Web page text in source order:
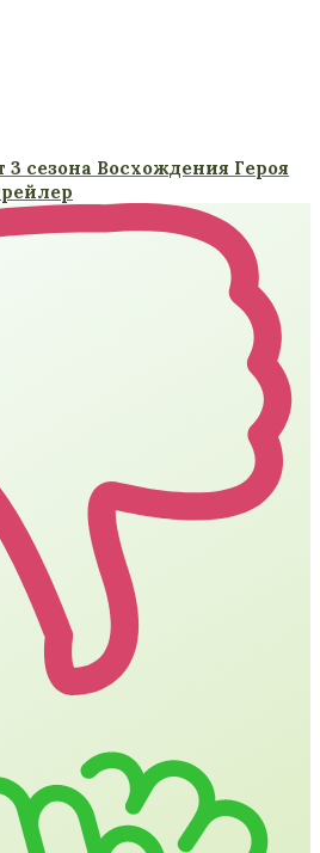
сезона Восхождения Героя